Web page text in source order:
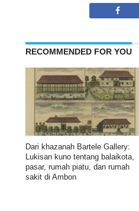
RECOMMENDED FOR YOU
Dari khazanah Bartele Gallery:
Lukisan kuno tentang balaikota,
pasar, rumah piatu, dan rumah
sakit di Ambon